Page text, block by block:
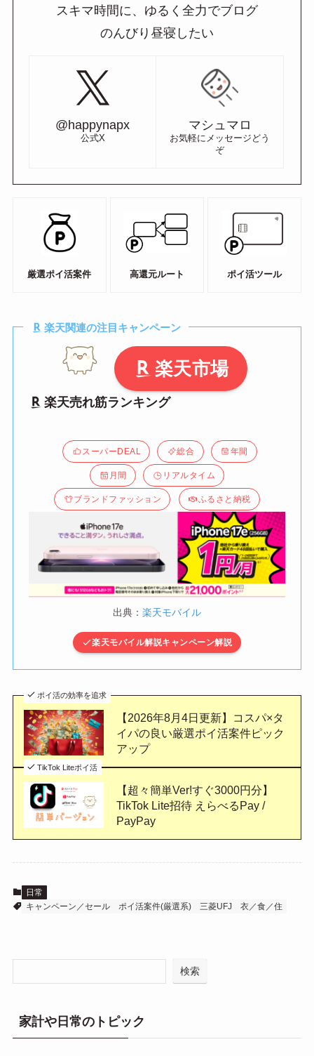
スキマ時間に、ゆるく全力でブログ
のんびり昼寝したい
@happynapx
公式X
マシュマロ
お気軽にメッセージどう
ぞ
厳選ポイ活案件 高還元ルート ポイ活ツール
楽天関連の注目キャンペーン
楽天市場
楽天売れ筋ランキング
スーパーDEAL 総合 年間
月間 リアルタイム
ブランドファッション ふるさと納税
出典： 楽天モバイル
楽天モバイル解説キャンペーン解説
ポイ活の効率を追求
【2026年8月4日更新】コスパ×タ
イパの良い厳選ポイ活案件ピック
アップ
TikTok Liteポイ活
【超々簡単Ver!すぐ3000円分】
TikTok Lite招待 えらべるPay /
PayPay
日常
キャンペーン／セール
ポイ活案件(厳選系) 三菱UFJ 衣／食／住
検索
家計や日常のトピック